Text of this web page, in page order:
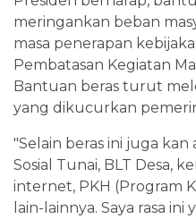
meringankan beban
masa penerapan
Pembatasan Kegiatan
Bantuan beras turut
yang dikucurkan
"Selain beras ini juga
Sosial Tunai, BLT Desa,
internet, PKH (Program
lain-lainnya. Saya rasa